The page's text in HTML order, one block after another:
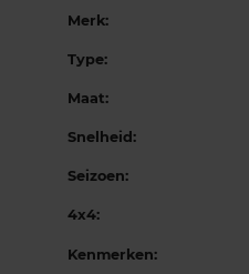
Merk:
Type:
Maat:
Snelheid:
Seizoen:
4x4:
Kenmerken: